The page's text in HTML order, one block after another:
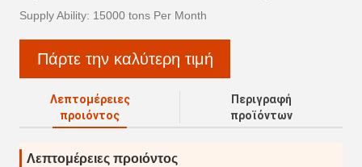
Supply Ability: 15000 tons Per Month
Πάρτε την καλύτερη τιμή
Λεπτομέρειες
προιόντος
Περιγραφή
προϊόντων
Λεπτομέρειες προιόντος